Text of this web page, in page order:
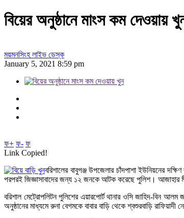
বিয়ের অনুষ্ঠানে মাংস কম দেওয়ায়
ময়মনসিংহ লাইভ ডেস্ক
January 5, 2021 8:59 pm
ফ+ ফ- ফ
Link Copied!
বরিশালের বাবুগঞ্জ উপজেলার চাঁদপাশা ইউনিয়নের
পরপরই জিজ্ঞাসাবাদের জন্য ১২ জনকে আটক করেছে পুলিশ। আজাহার
বরিশাল মেট্রোপলিটন পুলিশের এয়ারপোর্ট থানার ওসি জাহিদ-বিন আলম
অনুষ্ঠানের মাধ্যমে রুনা বেগমকে বাবার বাড়ি থেকে শ্বশুরবাড়ি রাফিয়াদী